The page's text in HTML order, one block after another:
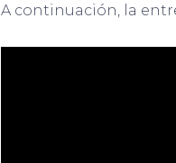
A continuación, la